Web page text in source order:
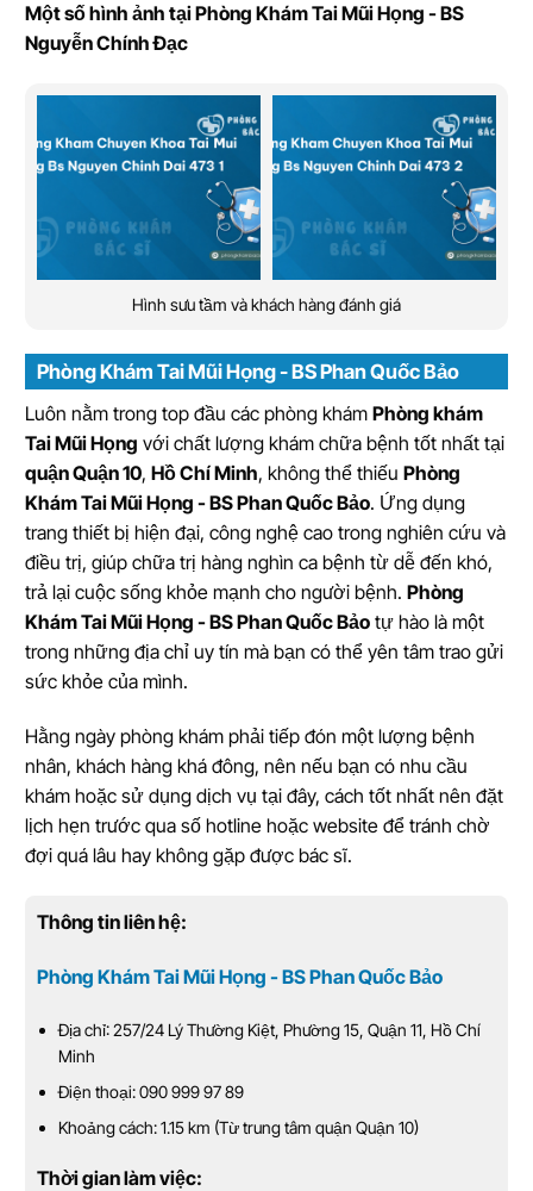
Một số hình ảnh tại Phòng Khám Tai Mũi Họng - BS
Nguyễn Chính Đạc
Hình sưu tầm và khách hàng đánh giá
Phòng Khám Tai Mũi Họng - BS Phan Quốc Bảo
Luôn nằm trong top đầu các phòng khám Phòng khám
Tai Mũi Họng với chất lượng khám chữa bệnh tốt nhất tại
quận Quận 10, Hồ Chí Minh, không thể thiếu Phòng
Khám Tai Mũi Họng - BS Phan Quốc Bảo. Ứng dụng
trang thiết bị hiện đại, công nghệ cao trong nghiên cứu và
điều trị, giúp chữa trị hàng nghìn ca bệnh từ dễ đến khó,
trả lại cuộc sống khỏe mạnh cho người bệnh. Phòng
Khám Tai Mũi Họng - BS Phan Quốc Bảo tự hào là một
trong những địa chỉ uy tín mà bạn có thể yên tâm trao gửi
sức khỏe của mình.
Hằng ngày phòng khám phải tiếp đón một lượng bệnh
nhân, khách hàng khá đông, nên nếu bạn có nhu cầu
khám hoặc sử dụng dịch vụ tại đây, cách tốt nhất nên đặt
lịch hẹn trước qua số hotline hoặc website để tránh chờ
đợi quá lâu hay không gặp được bác sĩ.
Thông tin liên hệ:
Phòng Khám Tai Mũi Họng - BS Phan Quốc Bảo
Địa chỉ: 257/24 Lý Thường Kiệt, Phường 15, Quận 11, Hồ Chí
Minh
Điện thoại: 090 999 97 89
Khoảng cách: 1.15 km (Từ trung tâm quận Quận 10)
Thời gian làm việc: